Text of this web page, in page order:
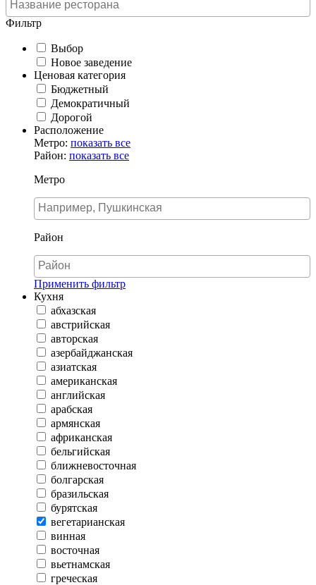
Фильтр
Выбор
Новое заведение
Ценовая категория
Бюджетный
Демократичный
Дорогой
Расположение
Метро: показать все
Район: показать все
Метро
Район
Применить фильтр
Кухня
абхазская
австрийская
авторская
азербайджанская
азиатская
американская
английская
арабская
армянская
африканская
бельгийская
ближневосточная
болгарская
бразильская
бурятская
вегетарианская
винная
восточная
вьетнамская
греческая